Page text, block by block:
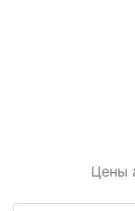
Цены